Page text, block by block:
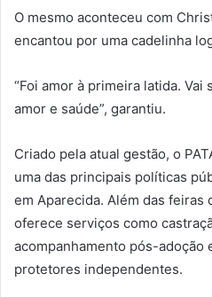
O mesmo aconteceu com
encantou por uma cadelinha
“Foi amor à primeira latida. Vai
amor e saúde”, garantiu.
Criado pela atual gestão, o
uma das principais políticas
em Aparecida. Além das feiras
oferece serviços como
acompanhamento pós-adoção
protetores independentes.